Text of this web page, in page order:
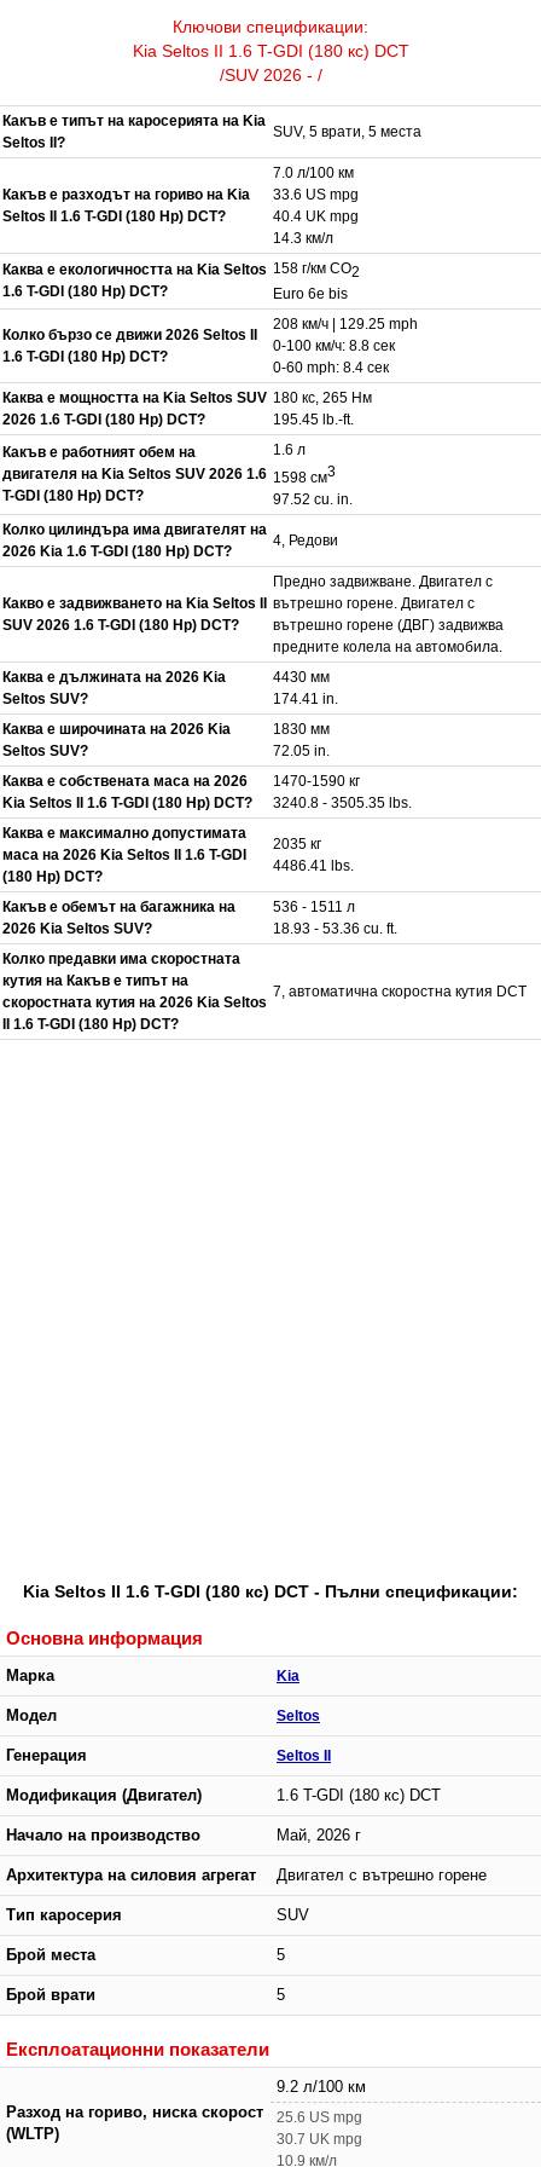
Ключови спецификации:
Kia Seltos II 1.6 T-GDI (180 кс) DCT
/SUV 2026 - /
Какъв е типът на каросерията на Kia
Seltos II?
SUV, 5 врати, 5 места
Какъв е разходът на гориво на Kia
Seltos II 1.6 T-GDI (180 Hp) DCT?
7.0 л/100 км
33.6 US mpg
40.4 UK mpg
14.3 км/л
Каква е екологичността на Kia Seltos
1.6 T-GDI (180 Hp) DCT?
158 г/км CO2
Euro 6e bis
Колко бързо се движи 2026 Seltos II
1.6 T-GDI (180 Hp) DCT?
208 км/ч | 129.25 mph
0-100 км/ч: 8.8 сек
0-60 mph: 8.4 сек
Каква е мощността на Kia Seltos SUV
2026 1.6 T-GDI (180 Hp) DCT?
180 кс, 265 Нм
195.45 lb.-ft.
Какъв е работният обем на
двигателя на Kia Seltos SUV 2026 1.6
T-GDI (180 Hp) DCT?
1.6 л
1598 см3
97.52 cu. in.
Колко цилиндъра има двигателят на
2026 Kia 1.6 T-GDI (180 Hp) DCT?
4, Редови
Какво е задвижването на Kia Seltos II
SUV 2026 1.6 T-GDI (180 Hp) DCT?
Предно задвижване. Двигател с
вътрешно горене. Двигател с
вътрешно горене (ДВГ) задвижва
предните колела на автомобила.
Каква е дължината на 2026 Kia
Seltos SUV?
4430 мм
174.41 in.
Каква е широчината на 2026 Kia
Seltos SUV?
1830 мм
72.05 in.
Каква е собствената маса на 2026
Kia Seltos II 1.6 T-GDI (180 Hp) DCT?
1470-1590 кг
3240.8 - 3505.35 lbs.
Каква е максимално допустимата
маса на 2026 Kia Seltos II 1.6 T-GDI
(180 Hp) DCT?
2035 кг
4486.41 lbs.
Какъв е обемът на багажника на
2026 Kia Seltos SUV?
536 - 1511 л
18.93 - 53.36 cu. ft.
Колко предавки има скоростната
кутия на Какъв е типът на
скоростната кутия на 2026 Kia Seltos
II 1.6 T-GDI (180 Hp) DCT?
7, автоматична скоростна кутия DCT
Kia Seltos II 1.6 T-GDI (180 кс) DCT - Пълни спецификации:
Основна информация
Марка Kia
Модел Seltos
Генерация Seltos II
Модификация (Двигател) 1.6 T-GDI (180 кс) DCT
Начало на производство Май, 2026 г
Архитектура на силовия агрегат Двигател с вътрешно горене
Тип каросерия SUV
Брой места 5
Брой врати 5
Експлоатационни показатели
Разход на гориво, ниска скорост
(WLTP)
9.2 л/100 км
25.6 US mpg
30.7 UK mpg
10.9 км/л